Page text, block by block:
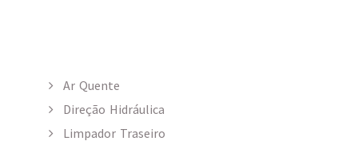
Ar Quente
Direção Hidráulica
Limpador Traseiro